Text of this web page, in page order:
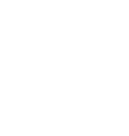
Danmark 4-2